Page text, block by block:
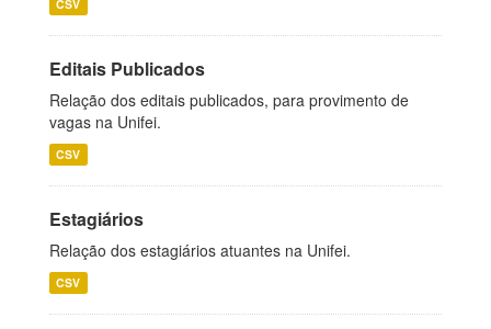
CSV
Editais Publicados
Relação dos editais publicados, para provimento de
vagas na Unifei.
CSV
Estagiários
Relação dos estagiários atuantes na Unifei.
CSV